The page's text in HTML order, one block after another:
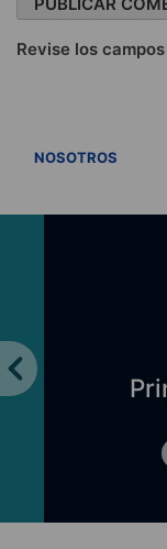
Revise los
NOSOTROS